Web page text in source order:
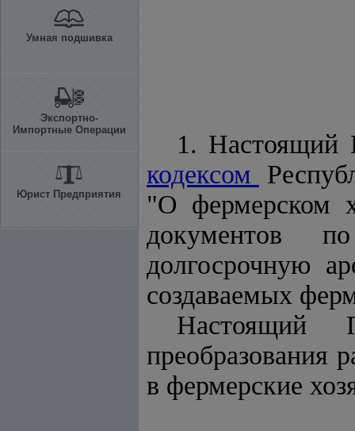
Умная подшивка
Экспортно-
Импортные Операции
Юрист Предприятия
1. Настоящий
кодексом
"О фермерском
документов
долгосрочную
создаваемых
Настоящий
преобразования
в фермерские